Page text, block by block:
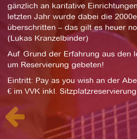
gänzlich an karitative
letzten Jahr wurde dabei die
überschritten – das gilt es heuer
(Lukas Kranzelbinder)
Auf Grund der Erfahrung aus den
um Reservierung gebeten!
Eintritt: Pay as you wish an der
€ im VVK inkl. Sitzplatzreservierung